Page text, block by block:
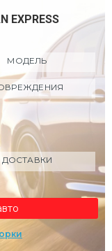
EXPRESS
МОДЕЛЬ
ДОСТАВКИ